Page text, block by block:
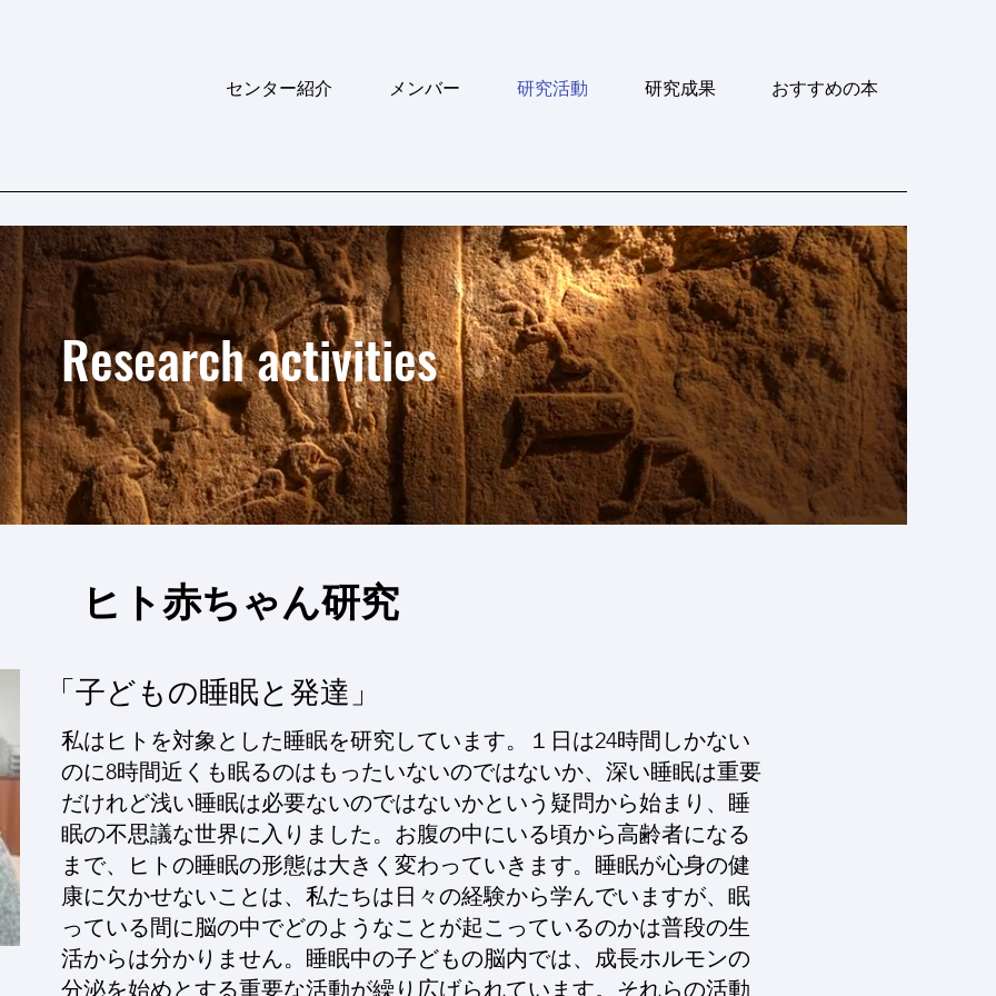
センター紹介 メンバー 研究活動 研究成果 おすすめの本
Research activities
​ヒト赤ちゃん研究
「子どもの睡眠と発達」
私はヒトを対象とした睡眠を研究しています。１日は24時間しかない
のに8時間近くも眠るのはもったいないのではないか、深い睡眠は重要
だけれど浅い睡眠は必要ないのではないかという疑問から始まり、睡
眠の不思議な世界に入りました。お腹の中にいる頃から高齢者になる
まで、ヒトの睡眠の形態は大きく変わっていきます。睡眠が心身の健
康に欠かせないことは、私たちは日々の経験から学んでいますが、眠
っている間に脳の中でどのようなことが起こっているのかは普段の生
活からは分かりません。睡眠中の子どもの脳内では、成長ホルモンの
分泌を始めとする重要な活動が繰り広げられています。それらの活動